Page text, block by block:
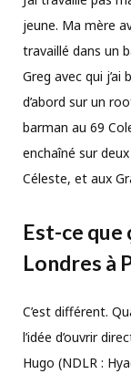
jeune. Ma mère
travaillé dans un
Greg avec qui j’ai
d’abord sur un
barman au 69
enchaîné sur
Céleste, et aux
Est-ce que
Londres à
C’est différent.
l’idée d’ouvrir
Hugo (NDLR :